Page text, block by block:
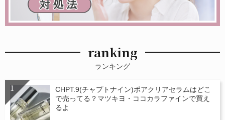
ranking
ランキング
CHPT.9(チャプトナイン)ポアクリアセラムはどこ
で売ってる？マツキヨ・ココカラファインで買え
るよ